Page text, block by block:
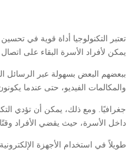
تعتبر التكنولوجيا أداة قوية في
يمكن لأفراد الأسرة البقاء على اتصال
ببعضهم البعض بسهولة عبر الرسائل
والمكالمات الفيديو، حتى عندما
جغرافيًا. ومع ذلك، يمكن أن تؤدي
داخل الأسرة، حيث يقضي الأفراد وقتًا
طويلاً في استخدام الأجهزة